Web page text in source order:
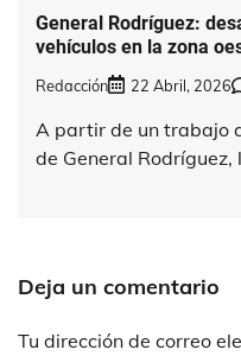
General Rodríguez:
vehículos en la zona
Redacción 22 Abril, 2026
A partir de un trabajo
de General
Deja un comentario
Tu dirección de correo